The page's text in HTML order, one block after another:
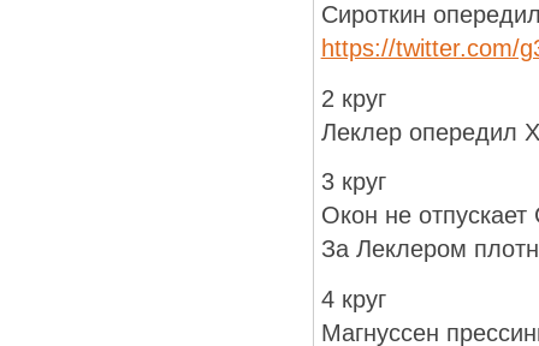
Сироткин
https://twitter.com/
2 круг
Леклер опередил
3 круг
Окон не
За Леклером
4 круг
Магнуссен